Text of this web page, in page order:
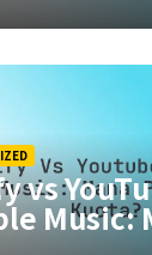
vs
Music: